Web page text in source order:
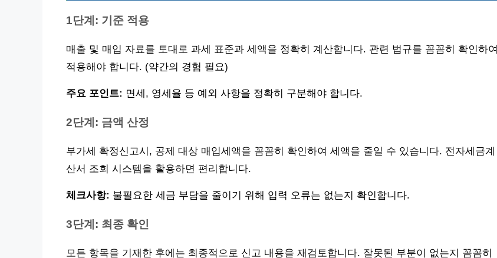
1단계: 기준 적용
매출 및 매입 자료를 토대로 과세 표준과 세액을 정확히 계산합니다. 관련 법규를 꼼꼼히 확인하여
적용해야 합니다. (약간의 경험 필요)
주요 포인트: 면세, 영세율 등 예외 사항을 정확히 구분해야 합니다.
2단계: 금액 산정
부가세 확정신고시, 공제 대상 매입세액을 꼼꼼히 확인하여 세액을 줄일 수 있습니다. 전자세금계
산서 조회 시스템을 활용하면 편리합니다.
체크사항: 불필요한 세금 부담을 줄이기 위해 입력 오류는 없는지 확인합니다.
3단계: 최종 확인
모든 항목을 기재한 후에는 최종적으로 신고 내용을 재검토합니다. 잘못된 부분이 없는지 꼼꼼히